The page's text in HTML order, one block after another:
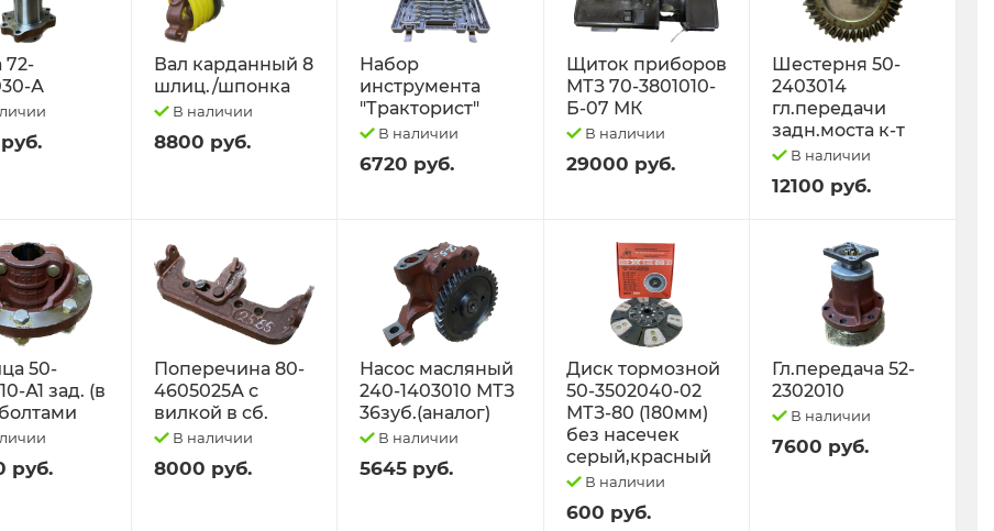
72-
А
Вал карданный 8
шлиц./шпонка
В наличии
8800 руб.
Набор
инструмента
"Тракторист"
В наличии
6720 руб.
Щиток приборов
МТЗ 70-3801010-
Б-07 МК
В наличии
29000 руб.
Шестерня 50-
2403014
гл.передачи
задн.моста к-т
В наличии
12100 руб.
50-
А1 зад. (в
руб.
Поперечина 80-
4605025А с
вилкой в сб.
В наличии
8000 руб.
Насос масляный
240-1403010 МТЗ
36зуб.(аналог)
В наличии
5645 руб.
Диск тормозной
50-3502040-02
МТЗ-80 (180мм)
без насечек
серый,красный
В наличии
600 руб.
Гл.передача 52-
2302010
В наличии
7600 руб.